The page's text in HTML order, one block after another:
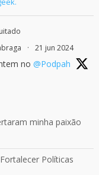
· 21 jun 2024
no @Podpah
REVIEW de
minha paixão
Políticas